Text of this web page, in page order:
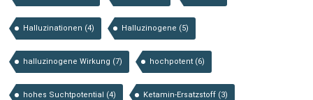
Halluzinationen (4) Halluzinogene (5)
halluzinogene Wirkung (7) hochpotent (6)
hohes Suchtpotential (4) Ketamin-Ersatzstoff (3)